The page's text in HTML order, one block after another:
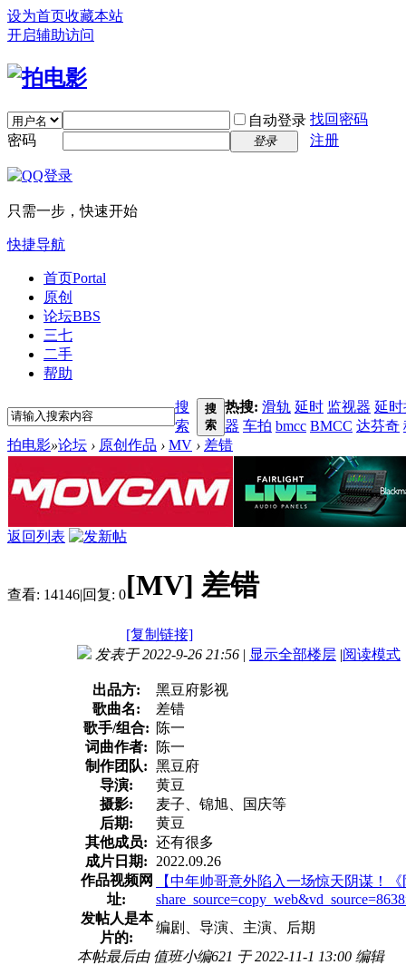
设为首页收藏本站
开启辅助访问
自动登录 找回密码
密码
登录 注册
只需一步，快速开始
快捷导航
首页Portal
原创
论坛BBS
三七
二手
帮助
搜
索
搜
索
热搜: 滑轨 延时 监视器 延
器 车拍 bmcc BMCC 达芬奇
拍电影»论坛 › 原创作品 › MV › 差错
返回列表
查看: 14146|回复: 0[MV] 差错
[复制链接]
发表于 2022-9-26 21:56 | 显示全部楼层 |阅读模式
出品方:
黑豆府影视
歌曲名:
差错
歌手/组合: 陈一
词曲作者:
陈一
制作团队: 黑豆府
导演:
黄豆
摄影:
麦子、锦旭、国庆等
后期:
黄豆
其他成员: 还有很多
成片日期:
2022.09.26
作品视频网
址:
【中年帅哥意外陷入一场惊天阴谋！
发帖人是本
片的:
编剧、导演、主演、后期
本帖最后由 值班小编621 于 2022-11-1 13:00 编辑